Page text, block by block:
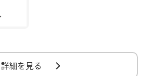
詳細を見る